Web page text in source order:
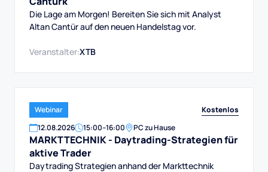
Die Lage am Morgen! Bereiten Sie sich mit Analyst
Altan Cantür auf den neuen Handelstag vor.
Veranstalter:XTB
Webinar
Kostenlos
12.08.2026 15:00–16:00 PC zu Hause
MARKTTECHNIK - Daytrading-Strategien für
aktive Trader
Daytrading Strategien anhand der Markttechnik